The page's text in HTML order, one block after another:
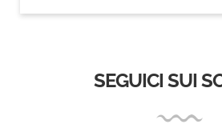
SEGUICI SUI